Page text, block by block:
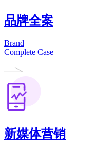
品牌全案
Brand
Complete Case
新媒体营销